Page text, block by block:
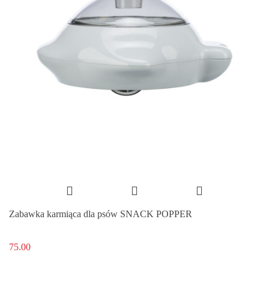
Zabawka karmiąca dla psów SNACK POPPER
75.00